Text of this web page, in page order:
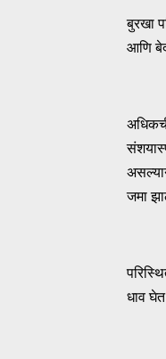
बुरखा
आणि
जमा
धाव